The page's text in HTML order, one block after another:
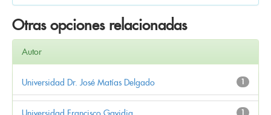
Otras opciones relacionadas
Autor
1
Universidad Dr. José Matías Delgado
1